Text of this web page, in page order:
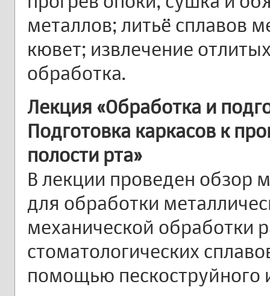
металлов; литьё сплавов
кювет; извлечение
обработка.
Лекция «Обработка и
Подготовка каркасов к
полости рта»
В лекции проведен обзор
для обработки
механической обработки
стоматологических
помощью пескоструйного